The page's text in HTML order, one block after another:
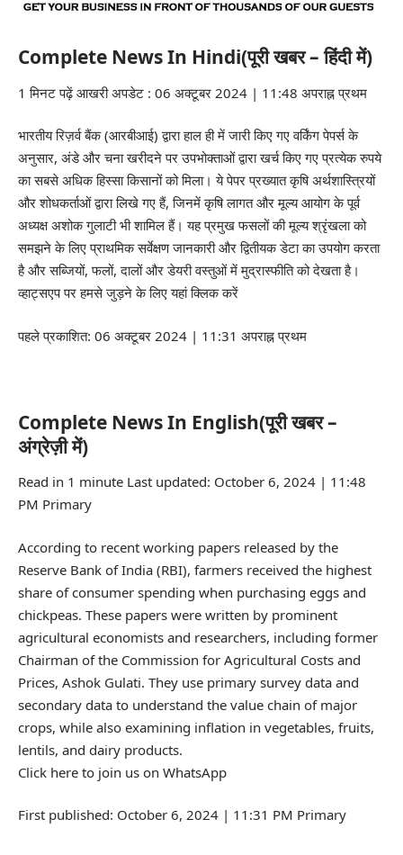
Complete News In Hindi(पूरी खबर – हिंदी में)
1 मिनट पढ़ें आखरी अपडेट : 06 अक्टूबर 2024 | 11:48 अपराह्न प्रथम
भारतीय रिज़र्व बैंक (आरबीआई) द्वारा हाल ही में जारी किए गए वर्किंग पेपर्स के
अनुसार, अंडे और चना खरीदने पर उपभोक्ताओं द्वारा खर्च किए गए प्रत्येक रुपये
का सबसे अधिक हिस्सा किसानों को मिला। ये पेपर प्रख्यात कृषि अर्थशास्त्रियों
और शोधकर्ताओं द्वारा लिखे गए हैं, जिनमें कृषि लागत और मूल्य आयोग के पूर्व
अध्यक्ष अशोक गुलाटी भी शामिल हैं। यह प्रमुख फसलों की मूल्य श्रृंखला को
समझने के लिए प्राथमिक सर्वेक्षण जानकारी और द्वितीयक डेटा का उपयोग करता
है और सब्जियों, फलों, दालों और डेयरी वस्तुओं में मुद्रास्फीति को देखता है।
व्हाट्सएप पर हमसे जुड़ने के लिए यहां क्लिक करें
पहले प्रकाशित: 06 अक्टूबर 2024 | 11:31 अपराह्न प्रथम
Complete News In English(पूरी खबर –
अंग्रेज़ी में)
Read in 1 minute Last updated: October 6, 2024 | 11:48
PM Primary
According to recent working papers released by the
Reserve Bank of India (RBI), farmers received the highest
share of consumer spending when purchasing eggs and
chickpeas. These papers were written by prominent
agricultural economists and researchers, including former
Chairman of the Commission for Agricultural Costs and
Prices, Ashok Gulati. They use primary survey data and
secondary data to understand the value chain of major
crops, while also examining inflation in vegetables, fruits,
lentils, and dairy products.
Click here to join us on WhatsApp
First published: October 6, 2024 | 11:31 PM Primary